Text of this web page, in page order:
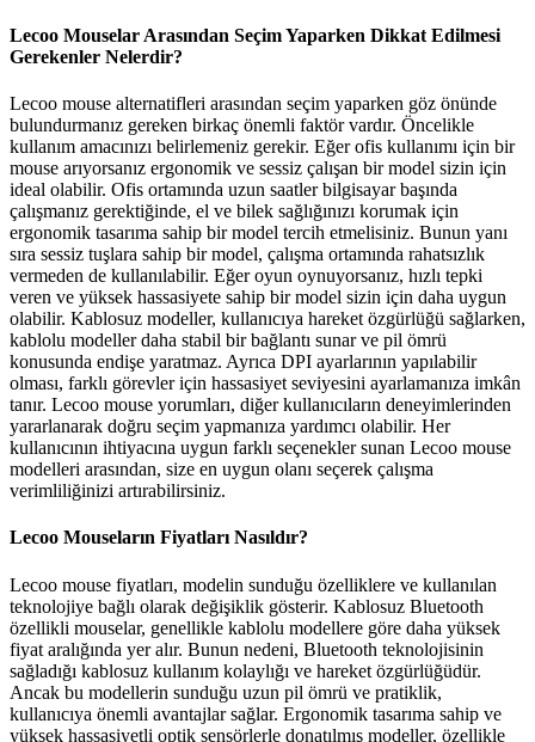
Lecoo Mouselar Arasından Seçim Yaparken Dikkat Edilmesi
Gerekenler Nelerdir?
Lecoo mouse alternatifleri arasından seçim yaparken göz önünde
bulundurmanız gereken birkaç önemli faktör vardır. Öncelikle
kullanım amacınızı belirlemeniz gerekir. Eğer ofis kullanımı için bir
mouse arıyorsanız ergonomik ve sessiz çalışan bir model sizin için
ideal olabilir. Ofis ortamında uzun saatler bilgisayar başında
çalışmanız gerektiğinde, el ve bilek sağlığınızı korumak için
ergonomik tasarıma sahip bir model tercih etmelisiniz. Bunun yanı
sıra sessiz tuşlara sahip bir model, çalışma ortamında rahatsızlık
vermeden de kullanılabilir. Eğer oyun oynuyorsanız, hızlı tepki
veren ve yüksek hassasiyete sahip bir model sizin için daha uygun
olabilir. Kablosuz modeller, kullanıcıya hareket özgürlüğü sağlarken,
kablolu modeller daha stabil bir bağlantı sunar ve pil ömrü
konusunda endişe yaratmaz. Ayrıca DPI ayarlarının yapılabilir
olması, farklı görevler için hassasiyet seviyesini ayarlamanıza imkân
tanır. Lecoo mouse yorumları, diğer kullanıcıların deneyimlerinden
yararlanarak doğru seçim yapmanıza yardımcı olabilir. Her
kullanıcının ihtiyacına uygun farklı seçenekler sunan Lecoo mouse
modelleri arasından, size en uygun olanı seçerek çalışma
verimliliğinizi artırabilirsiniz.
Lecoo Mouseların Fiyatları Nasıldır?
Lecoo mouse fiyatları, modelin sunduğu özelliklere ve kullanılan
teknolojiye bağlı olarak değişiklik gösterir. Kablosuz Bluetooth
özellikli mouselar, genellikle kablolu modellere göre daha yüksek
fiyat aralığında yer alır. Bunun nedeni, Bluetooth teknolojisinin
sağladığı kablosuz kullanım kolaylığı ve hareket özgürlüğüdür.
Ancak bu modellerin sunduğu uzun pil ömrü ve pratiklik,
kullanıcıya önemli avantajlar sağlar. Ergonomik tasarıma sahip ve
yüksek hassasiyetli optik sensörlerle donatılmış modeller, özellikle